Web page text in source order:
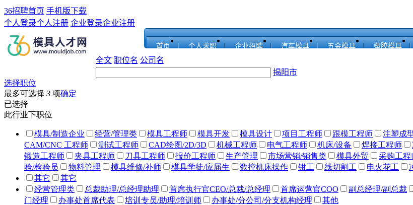
36招聘首页 手机版下载
个人登录个人注册 企业登录企业注册
首页 个人求职 企业招聘 汽车模具 五金模具 塑胶模具
全文 职位名 公司名
揭阳市
选择职位
最多可选择 3 项确定
已选择
此行业下职位
模具/制造企业 经营/管理类 模具工程师 模具开发 模具设计 项目工程师 跟模工程师 注塑成
CAM/CNC 工程师
测试工程师 CAD绘图/2D/3D 机械工程师 电气工程师 机床/设备 焊接工程师
锻造工程师
夹具工程师 刀具工程师 报价工程师 生产管理 市场营销/销售类 模具外贸 采购工程
验/检验员
物料管理 模具维修/补师 模具学徒/应届生 数控机床操作 钳工 线切割工 电火花工
其它
其它
经营管理类
总裁助理/总经理助理 首席执行官CEO/总裁/总经理 首席运营官COO 副总经理/副总裁
门经理
办事处首席代表 培训专员/助理/培训师 办事处/分公司/分支机构经理
其他